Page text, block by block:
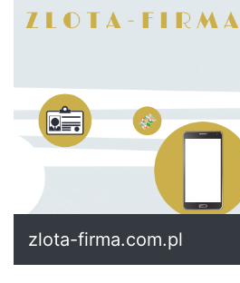
zlota-firma.com.pl